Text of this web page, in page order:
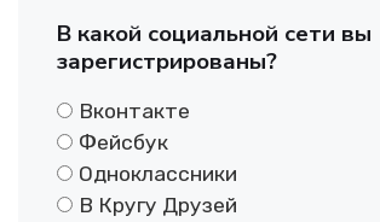
В какой социальной сети вы
зарегистрированы?
Вконтакте
Фейсбук
Одноклассники
В Кругу Друзей